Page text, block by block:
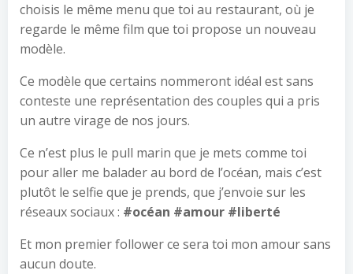
choisis le même menu que toi au restaurant, où je
regarde le même film que toi propose un nouveau
modèle.
Ce modèle que certains nommeront idéal est sans
conteste une représentation des couples qui a pris
un autre virage de nos jours.
Ce n’est plus le pull marin que je mets comme toi
pour aller me balader au bord de l’océan, mais c’est
plutôt le selfie que je prends, que j’envoie sur les
réseaux sociaux : #océan #amour #liberté
Et mon premier follower ce sera toi mon amour sans
aucun doute.